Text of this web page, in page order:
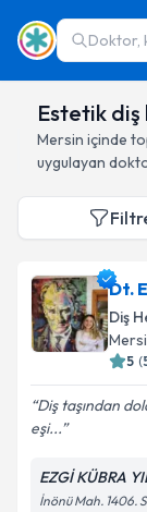
Doktor,
Estetik diş
Mersin içinde
uygulayan
Dt.
Diş
5 (
Diş taşından
eşi...
EZGİ KÜBRA
İnönü Mah. 1406.